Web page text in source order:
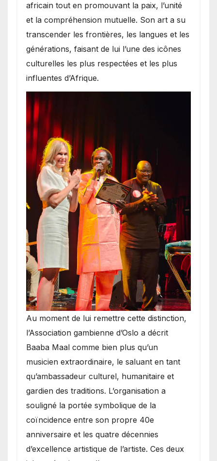
africain tout en promouvant la paix, l’unité
et la compréhension mutuelle. Son art a su
transcender les frontières, les langues et les
générations, faisant de lui l’une des icônes
culturelles les plus respectées et les plus
influentes d’Afrique.
​Au moment de lui remettre cette distinction,
l’Association gambienne d’Oslo a décrit
Baaba Maal comme bien plus qu’un
musicien extraordinaire, le saluant en tant
qu’ambassadeur culturel, humanitaire et
gardien des traditions. L’organisation a
souligné la portée symbolique de la
coïncidence entre son propre 40e
anniversaire et les quatre décennies
d’excellence artistique de l’artiste. Ces deux